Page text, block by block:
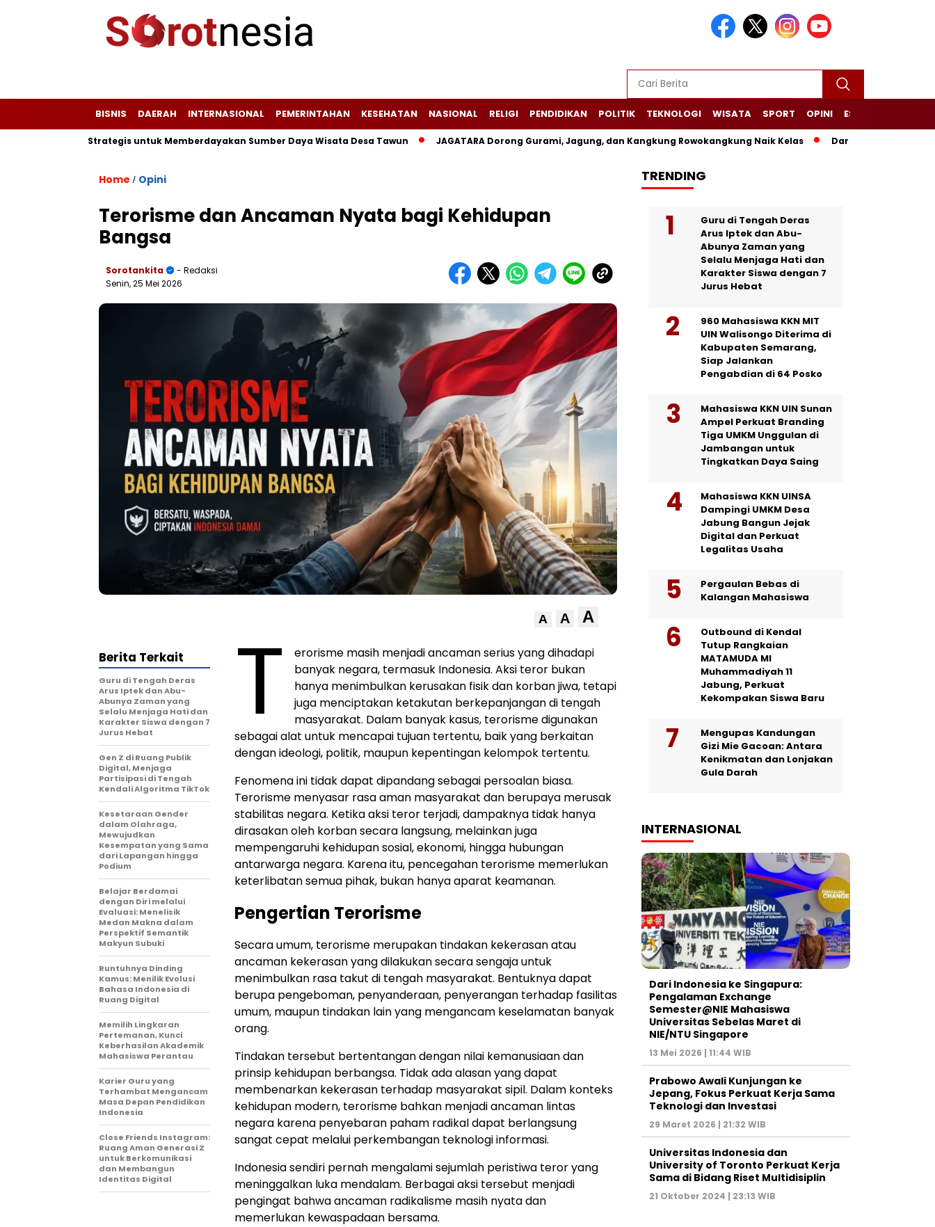
BISNIS DAERAH INTERNASIONAL PEMERINTAHAN KESEHATAN NASIONAL RELIGI PENDIDIKAN POLITIK TEKNOLOGI WISATA SPORT OPINI ESAI
Potensi Strategis untuk Memberdayakan Sumber Daya Wisata Desa Tawun JAGATARA Dorong Gurami, Jagung, dan Kangkung Rowokangkung Naik Kelas Dari Limbah Menjadi
Home / Opini
Terorisme dan Ancaman Nyata bagi Kehidupan
Bangsa
Sorotankita
- Redaksi
Senin, 25 Mei 2026
A A A
T
erorisme masih menjadi ancaman serius yang dihadapi
banyak negara, termasuk Indonesia. Aksi teror bukan
hanya menimbulkan kerusakan fisik dan korban jiwa, tetapi
juga menciptakan ketakutan berkepanjangan di tengah
masyarakat. Dalam banyak kasus, terorisme digunakan
sebagai alat untuk mencapai tujuan tertentu, baik yang berkaitan
dengan ideologi, politik, maupun kepentingan kelompok tertentu.
Fenomena ini tidak dapat dipandang sebagai persoalan biasa.
Terorisme menyasar rasa aman masyarakat dan berupaya merusak
stabilitas negara. Ketika aksi teror terjadi, dampaknya tidak hanya
dirasakan oleh korban secara langsung, melainkan juga
mempengaruhi kehidupan sosial, ekonomi, hingga hubungan
antarwarga negara. Karena itu, pencegahan terorisme memerlukan
keterlibatan semua pihak, bukan hanya aparat keamanan.
Pengertian Terorisme
Secara umum, terorisme merupakan tindakan kekerasan atau
ancaman kekerasan yang dilakukan secara sengaja untuk
menimbulkan rasa takut di tengah masyarakat. Bentuknya dapat
berupa pengeboman, penyanderaan, penyerangan terhadap fasilitas
umum, maupun tindakan lain yang mengancam keselamatan banyak
orang.
Tindakan tersebut bertentangan dengan nilai kemanusiaan dan
prinsip kehidupan berbangsa. Tidak ada alasan yang dapat
membenarkan kekerasan terhadap masyarakat sipil. Dalam konteks
kehidupan modern, terorisme bahkan menjadi ancaman lintas
negara karena penyebaran paham radikal dapat berlangsung
sangat cepat melalui perkembangan teknologi informasi.
Indonesia sendiri pernah mengalami sejumlah peristiwa teror yang
meninggalkan luka mendalam. Berbagai aksi tersebut menjadi
pengingat bahwa ancaman radikalisme masih nyata dan
memerlukan kewaspadaan bersama.
Berita Terkait
Guru di Tengah Deras
Arus Iptek dan Abu-
Abunya Zaman yang
Selalu Menjaga Hati dan
Karakter Siswa dengan 7
Jurus Hebat
Gen Z di Ruang Publik
Digital, Menjaga
Partisipasi di Tengah
Kendali Algoritma TikTok
Kesetaraan Gender
dalam Olahraga,
Mewujudkan
Kesempatan yang Sama
dari Lapangan hingga
Podium
Belajar Berdamai
dengan Diri melalui
Evaluasi: Menelisik
Medan Makna dalam
Perspektif Semantik
Makyun Subuki
Runtuhnya Dinding
Kamus: Menilik Evolusi
Bahasa Indonesia di
Ruang Digital
Memilih Lingkaran
Pertemanan, Kunci
Keberhasilan Akademik
Mahasiswa Perantau
Karier Guru yang
Terhambat Mengancam
Masa Depan Pendidikan
Indonesia
Close Friends Instagram:
Ruang Aman Generasi Z
untuk Berkomunikasi
dan Membangun
Identitas Digital
TRENDING
Guru di Tengah Deras
Arus Iptek dan Abu-
Abunya Zaman yang
Selalu Menjaga Hati dan
Karakter Siswa dengan 7
Jurus Hebat
960 Mahasiswa KKN MIT
UIN Walisongo Diterima di
Kabupaten Semarang,
Siap Jalankan
Pengabdian di 64 Posko
Mahasiswa KKN UIN Sunan
Ampel Perkuat Branding
Tiga UMKM Unggulan di
Jambangan untuk
Tingkatkan Daya Saing
Mahasiswa KKN UINSA
Dampingi UMKM Desa
Jabung Bangun Jejak
Digital dan Perkuat
Legalitas Usaha
Pergaulan Bebas di
Kalangan Mahasiswa
Outbound di Kendal
Tutup Rangkaian
MATAMUDA MI
Muhammadiyah 11
Jabung, Perkuat
Kekompakan Siswa Baru
Mengupas Kandungan
Gizi Mie Gacoan: Antara
Kenikmatan dan Lonjakan
Gula Darah
INTERNASIONAL
Dari Indonesia ke Singapura:
Pengalaman Exchange
Semester@NIE Mahasiswa
Universitas Sebelas Maret di
NIE/NTU Singapore
13 Mei 2026 | 11:44 WIB
Prabowo Awali Kunjungan ke
Jepang, Fokus Perkuat Kerja Sama
Teknologi dan Investasi
29 Maret 2026 | 21:32 WIB
Universitas Indonesia dan
University of Toronto Perkuat Kerja
Sama di Bidang Riset Multidisiplin
21 Oktober 2024 | 23:13 WIB